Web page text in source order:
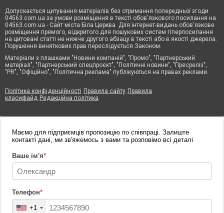
Допускається цитування матеріалів без отримання попередньої згоди
04563.com.ua за умови розміщення в тексті обов'язкового посилання на
04563.com.ua - Сайт міста Біла Церква. Для інтернет-видань обов'язкове
розміщення прямого, відкритого для пошукових систем гіперпосилання
на цитовані статті не нижче другого абзацу в тексті або в якості джерела.
Порушення виняткових прав переслідується Законом.
Матеріали з плашками "Новини компаній", "Промо", "Партнерський
матеріал", "Партнерський спецпроєкт", "Політичні новини", "Пресреліз",
"PR", "Офіційно", "Політична реклама" публікуються на правах реклами.
Політика конфіденційності Правила сайту Правила
класифайд Редакційна політика
Маємо для підприємців пропозицію по співпраці. Залиште
контакті дані, ми зв'яжемось з вами та розповімо всі деталі
Ваше ім'я*
Телефон*
+1